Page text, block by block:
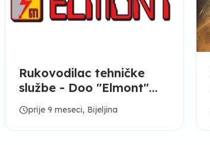
Rukovodilac tehničke
službe - Doo "Elmont"
Dvorovi
scheduleprije 9 meseci, Bijeljina